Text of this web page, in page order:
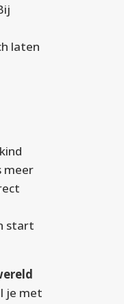
laten
meer
start
je met